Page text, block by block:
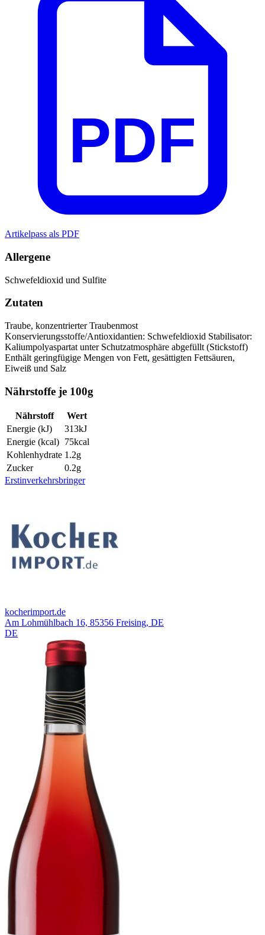
PDF
Artikelpass als PDF
Allergene
Schwefeldioxid und Sulfite
Zutaten
Traube, konzentrierter Traubenmost
Konservierungsstoffe/Antioxidantien: Schwefeldioxid Stabilisator:
Kaliumpolyaspartat unter Schutzatmosphäre abgefüllt (Stickstoff)
Enthält geringfügige Mengen von Fett, gesättigten Fettsäuren,
Eiweiß und Salz
Nährstoffe je 100g
Nährstoff
Wert
Energie (kJ)
313kJ
Energie (kcal) 75kcal
Kohlenhydrate 1.2g
Zucker
0.2g
Erstinverkehrsbringer
kocherimport.de
Am Lohmühlbach 16, 85356 Freising, DE
DE